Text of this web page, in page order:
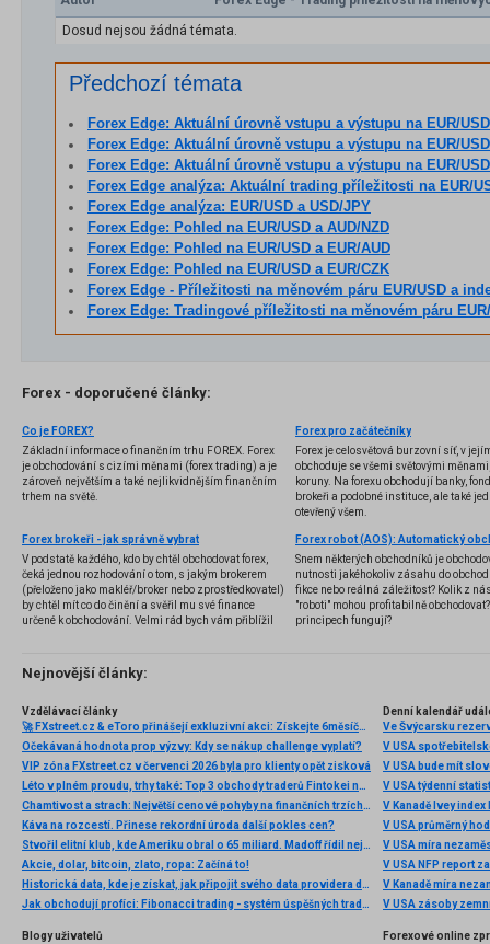
Dosud nejsou žádná témata.
Předchozí témata
Forex Edge: Aktuální úrovně vstupu a výstupu na EUR/USD
Forex Edge: Aktuální úrovně vstupu a výstupu na EUR/
Forex Edge: Aktuální úrovně vstupu a výstupu na EUR/USD a
Forex Edge analýza: Aktuální trading příležitosti na EUR/USD a
Forex Edge analýza: EUR/USD a USD/JPY
Forex Edge: Pohled na EUR/USD a AUD/NZD
Forex Edge: Pohled na EUR/USD a EUR/AUD
Forex Edge: Pohled na EUR/USD a EUR/CZK
Forex Edge - Příležitosti na měnovém páru EUR/USD a
Forex Edge: Tradingové příležitosti na měnovém páru
Forex - doporučené články:
Co je FOREX?
Základní informace o finančním trhu FOREX. Forex
je obchodování s cizími měnami (forex trading) a je
zároveň největším a také nejlikvidnějším finančním
trhem na světě.
Forex pro začátečníky
Forex je celosvětová burzovní síť, v
obchoduje se všemi světovými
koruny. Na forexu obchodují banky,
brokeři a podobné instituce, ale také
otevřený všem.
Forex brokeři - jak správně vybrat
V podstatě každého, kdo by chtěl obchodovat forex,
čeká jednou rozhodování o tom, s jakým brokerem
(přeloženo jako makléř/broker nebo zprostředkovatel)
by chtěl mít co do činění a svěřil mu své finance
určené k obchodování. Velmi rád bych vám přiblížil
několik příkladů nejznámějších z nich.
Snem některých obchodníků je
nutnosti jakéhokoliv zásahu do
fikce nebo reálná záležitost? Kolik z
"roboti" mohou profitabilně
principech fungují?
Nejnovější články:
Vzdělávací články
🚀 FXstreet.cz & eToro přinášejí exkluzivní akci: Získejte 6měsíční členství ve VIP zóně ZDARMA
Očekávaná hodnota prop výzvy: Kdy se nákup challenge vyplatí?
VIP zóna FXstreet.cz v červenci 2026 byla pro klienty opět zisková
Léto v plném proudu, trhy také: Top 3 obchody traderů Fintokei na indexech a zlatě
Chamtivost a strach: Největší cenové pohyby na finančních trzích (červenec 2026)
Káva na rozcestí. Přinese rekordní úroda další pokles cen?
Stvořil elitní klub, kde Ameriku obral o 65 miliard. Madoff řídil největší Ponzi dějin
Akcie, dolar, bitcoin, zlato, ropa: Začíná to!
Historická data, kde je získat, jak připojit svého data providera do MultiCharts a proč je budeme potřebovat? (4. díl)
Jak obchodují profíci: Fibonacci trading - systém úspěšných traderů
Denní kalendář
Ve Švýcarsku
V USA
V USA bude mít
V USA týdenní
V Kanadě Ivey index
V USA průměrný
V USA míra
V USA NFP report
V Kanadě míra
V USA zásoby
Blogy uživatelů
Forexové online